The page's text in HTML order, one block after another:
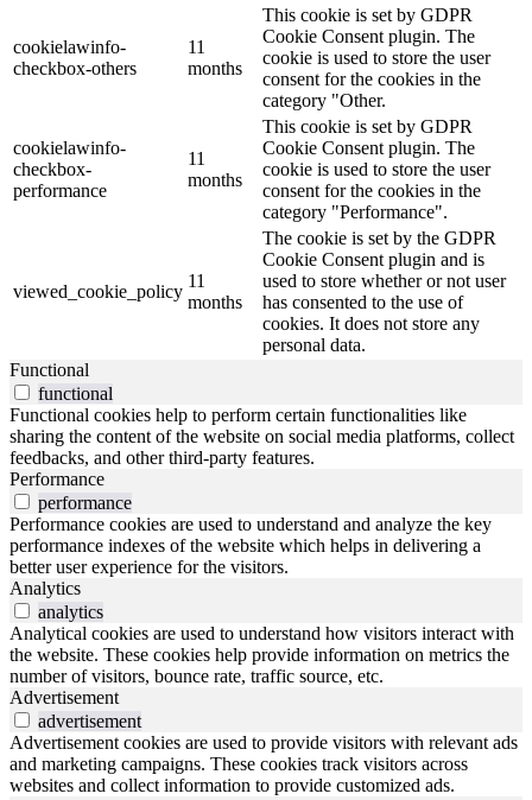
cookielawinfo-
checkbox-others
11
months
This cookie is set by GDPR
Cookie Consent plugin. The
cookie is used to store the user
consent for the cookies in the
category "Other.
cookielawinfo-
checkbox-
performance
11
months
This cookie is set by GDPR
Cookie Consent plugin. The
cookie is used to store the user
consent for the cookies in the
category "Performance".
viewed_cookie_policy
11
months
The cookie is set by the GDPR
Cookie Consent plugin and is
used to store whether or not user
has consented to the use of
cookies. It does not store any
personal data.
Functional
functional
Functional cookies help to perform certain functionalities like
sharing the content of the website on social media platforms, collect
feedbacks, and other third-party features.
Performance
performance
Performance cookies are used to understand and analyze the key
performance indexes of the website which helps in delivering a
better user experience for the visitors.
Analytics
analytics
Analytical cookies are used to understand how visitors interact with
the website. These cookies help provide information on metrics the
number of visitors, bounce rate, traffic source, etc.
Advertisement
advertisement
Advertisement cookies are used to provide visitors with relevant ads
and marketing campaigns. These cookies track visitors across
websites and collect information to provide customized ads.